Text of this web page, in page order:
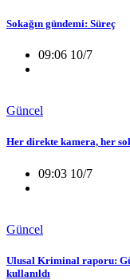
Sokağın gündemi: Süreç
09:06 10/7
Güncel
Her direkte kamera, her
09:03 10/7
Güncel
Ulusal Kriminal raporu:
kullanıldı